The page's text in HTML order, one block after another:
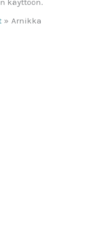
käyttöön.
Arnikka